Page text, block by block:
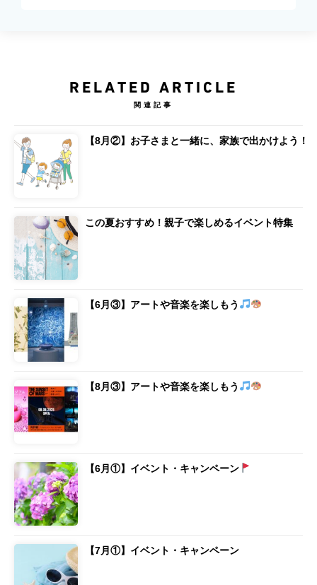
RELATED ARTICLE
関連記事
【8月②】お子さまと一緒に、家族で出かけよう！
この夏おすすめ！親子で楽しめるイベント特集
【6月③】アートや音楽を楽しもう
【8月③】アートや音楽を楽しもう
【6月①】イベント・キャンペーン
【7月①】イベント・キャンペーン